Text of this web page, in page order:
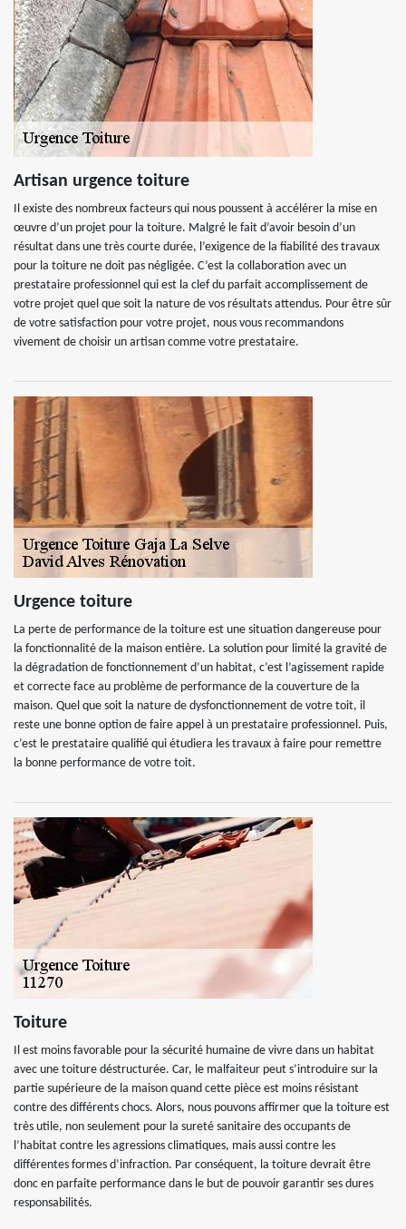
Artisan urgence toiture
Il existe des nombreux facteurs qui nous poussent à accélérer la mise en
œuvre d’un projet pour la toiture. Malgré le fait d’avoir besoin d’un
résultat dans une très courte durée, l’exigence de la fiabilité des travaux
pour la toiture ne doit pas négligée. C’est la collaboration avec un
prestataire professionnel qui est la clef du parfait accomplissement de
votre projet quel que soit la nature de vos résultats attendus. Pour être sûr
de votre satisfaction pour votre projet, nous vous recommandons
vivement de choisir un artisan comme votre prestataire.
Urgence toiture
La perte de performance de la toiture est une situation dangereuse pour
la fonctionnalité de la maison entière. La solution pour limité la gravité de
la dégradation de fonctionnement d’un habitat, c’est l’agissement rapide
et correcte face au problème de performance de la couverture de la
maison. Quel que soit la nature de dysfonctionnement de votre toit, il
reste une bonne option de faire appel à un prestataire professionnel. Puis,
c’est le prestataire qualifié qui étudiera les travaux à faire pour remettre
la bonne performance de votre toit.
Toiture
Il est moins favorable pour la sécurité humaine de vivre dans un habitat
avec une toiture déstructurée. Car, le malfaiteur peut s’introduire sur la
partie supérieure de la maison quand cette pièce est moins résistant
contre des différents chocs. Alors, nous pouvons affirmer que la toiture est
très utile, non seulement pour la sureté sanitaire des occupants de
l’habitat contre les agressions climatiques, mais aussi contre les
différentes formes d’infraction. Par conséquent, la toiture devrait être
donc en parfaite performance dans le but de pouvoir garantir ses dures
responsabilités.